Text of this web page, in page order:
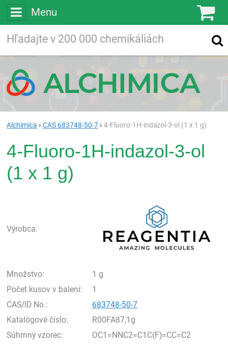
Menu
Vyhľadávanie
Alchimica CAS 683748-50-7 4-Fluoro-1H-indazol-3-ol (1 x 1 g)
4-Fluoro-1H-indazol-3-ol
(1 x 1 g)
Výrobca:
Množstvo:
1 g
Počet kusov v balení:
1
CAS/ID No.:
683748-50-7
Katalógové číslo:
R00FA87,1g
Súhrnný vzorec:
OC1=NNC2=C1C(F)=CC=C2